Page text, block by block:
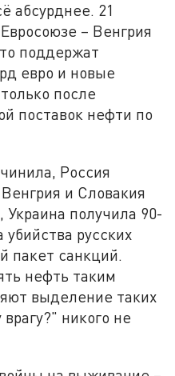
абсурднее. 21
– Венгрия
поддержат
евро и новые
после
поставок нефти по
Россия
и Словакия
Украина получила 90-
русских
пакет санкций.
нефть таким
выделение таких
никого не